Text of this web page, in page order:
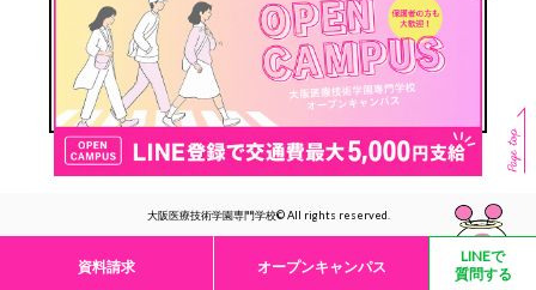
0120-78-2501
Follow us #ocmt
大阪医療技術学園専門学校© All rights reserved.
資料請求 オープンキャンパス
LINEで
質問する